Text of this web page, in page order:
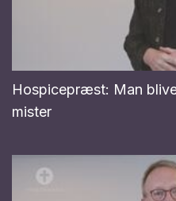
Hospicepræst: Man
mister